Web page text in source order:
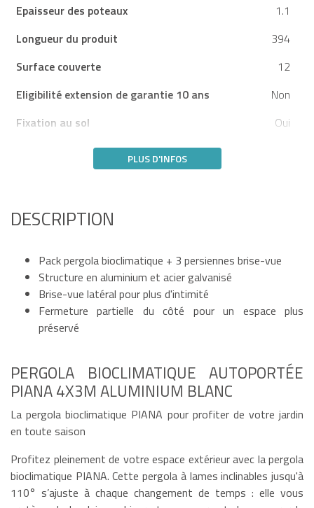
Epaisseur des poteaux
1.1
Longueur du produit
394
Surface couverte
12
Eligibilité extension de garantie 10 ans
Non
Fixation au sol
Oui
PLUS D'INFOS
DESCRIPTION
Pack pergola bioclimatique + 3 persiennes brise-vue
Structure en aluminium et acier galvanisé
Brise-vue latéral pour plus d'intimité
Fermeture partielle du côté pour un espace plus
préservé
PERGOLA BIOCLIMATIQUE AUTOPORTÉE
PIANA 4X3M ALUMINIUM BLANC
La pergola bioclimatique PIANA pour profiter de votre jardin
en toute saison
Profitez pleinement de votre espace extérieur avec la pergola
bioclimatique PIANA. Cette pergola à lames inclinables jusqu'à
110° s’ajuste à chaque changement de temps : elle vous